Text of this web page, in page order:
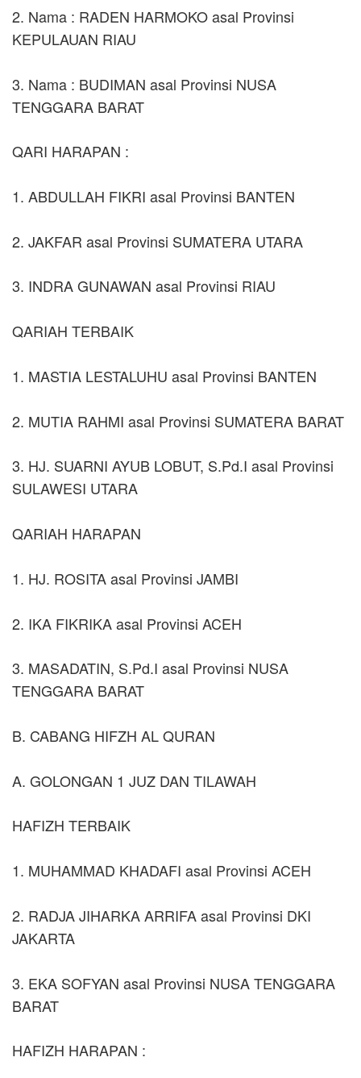
2. Nama : RADEN HARMOKO asal Provinsi
KEPULAUAN RIAU
3. Nama : BUDIMAN asal Provinsi NUSA
TENGGARA BARAT
QARI HARAPAN :
1. ABDULLAH FIKRI asal Provinsi BANTEN
2. JAKFAR asal Provinsi SUMATERA UTARA
3. INDRA GUNAWAN asal Provinsi RIAU
QARIAH TERBAIK
1. MASTIA LESTALUHU asal Provinsi BANTEN
2. MUTIA RAHMI asal Provinsi SUMATERA BARAT
3. HJ. SUARNI AYUB LOBUT, S.Pd.I asal Provinsi
SULAWESI UTARA
QARIAH HARAPAN
1. HJ. ROSITA asal Provinsi JAMBI
2. IKA FIKRIKA asal Provinsi ACEH
3. MASADATIN, S.Pd.I asal Provinsi NUSA
TENGGARA BARAT
B. CABANG HIFZH AL QURAN
A. GOLONGAN 1 JUZ DAN TILAWAH
HAFIZH TERBAIK
1. MUHAMMAD KHADAFI asal Provinsi ACEH
2. RADJA JIHARKA ARRIFA asal Provinsi DKI
JAKARTA
3. EKA SOFYAN asal Provinsi NUSA TENGGARA
BARAT
HAFIZH HARAPAN :